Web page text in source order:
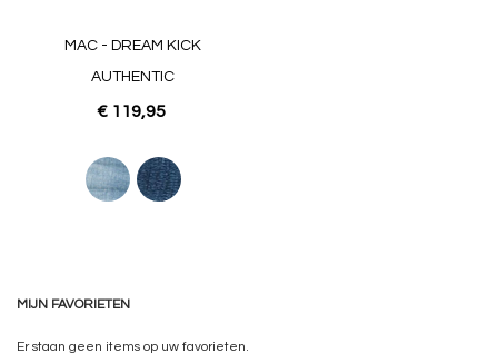
MAC - DREAM KICK
AUTHENTIC
€ 119,95
MIJN FAVORIETEN
Er staan geen items op uw favorieten.